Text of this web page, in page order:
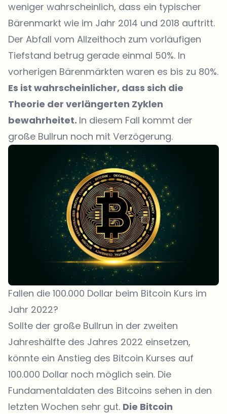
weniger wahrscheinlich, dass ein typischer
Bärenmarkt wie im Jahr 2014 und 2018 auftritt.
Der Abfall vom Allzeithoch zum vorläufigen
Tiefstand betrug gerade einmal 50%. In
vorherigen Bärenmärkten waren es bis zu 80%.
Es ist wahrscheinlicher, dass sich die
Theorie der verlängerten Zyklen
bewahrheitet. In diesem Fall kommt der
große Bullrun noch mit Verzögerung.
Fallen die 100.000 Dollar beim Bitcoin Kurs im
Jahr 2022?
Sollte der große Bullrun in der zweiten
Jahreshälfte des Jahres 2022 einsetzen,
könnte ein Anstieg des Bitcoin Kurses auf
100.000 Dollar noch möglich sein. Die
Fundamentaldaten des Bitcoins sehen in den
letzten Wochen sehr gut. Die Bitcoin